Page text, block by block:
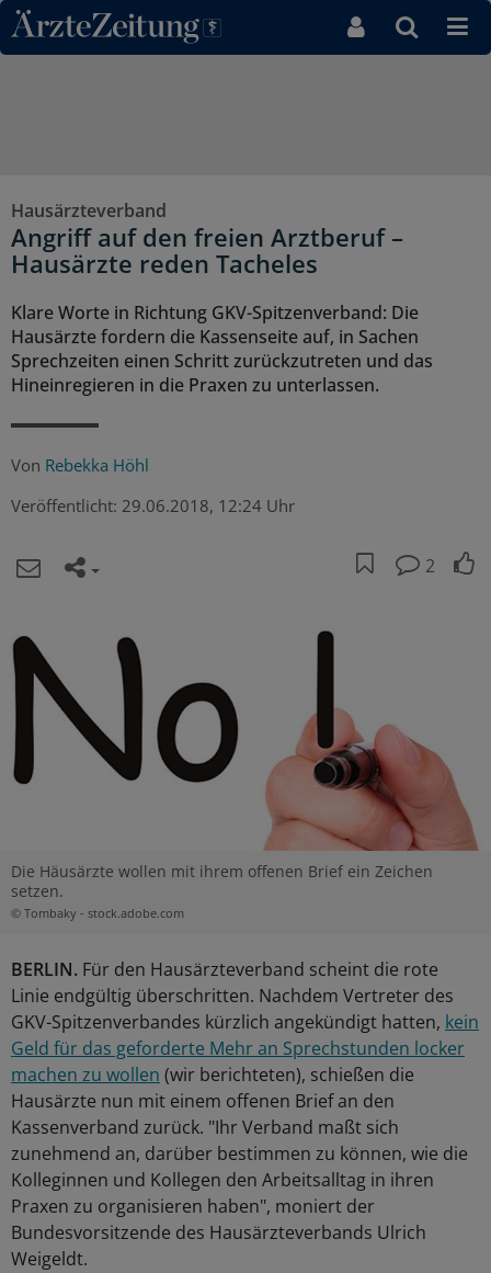
Direkt zum Inhaltsbereich
Hausärzteverband
Angriff auf den freien Arztberuf –
Hausärzte reden Tacheles
Klare Worte in Richtung GKV-Spitzenverband: Die
Hausärzte fordern die Kassenseite auf, in Sachen
Sprechzeiten einen Schritt zurückzutreten und das
Hineinregieren in die Praxen zu unterlassen.
Von Rebekka Höhl
Veröffentlicht: 29.06.2018, 12:24 Uhr
2
Die Häusärzte wollen mit ihrem offenen Brief ein Zeichen
setzen.
© Tombaky - stock.adobe.com
BERLIN. Für den Hausärzteverband scheint die rote
Linie endgültig überschritten. Nachdem Vertreter des
GKV-Spitzenverbandes kürzlich angekündigt hatten, kein
Geld für das geforderte Mehr an Sprechstunden locker
machen zu wollen (wir berichteten), schießen die
Hausärzte nun mit einem offenen Brief an den
Kassenverband zurück. "Ihr Verband maßt sich
zunehmend an, darüber bestimmen zu können, wie die
Kolleginnen und Kollegen den Arbeitsalltag in ihren
Praxen zu organisieren haben", moniert der
Bundesvorsitzende des Hausärzteverbands Ulrich
Weigeldt.